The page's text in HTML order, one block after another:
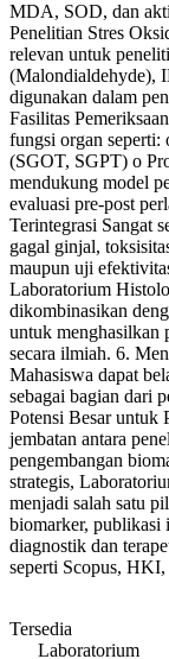
MDA, SOD, dan
Penelitian Stres
relevan untuk
(Malondialdehyde),
digunakan dalam
Fasilitas
fungsi organ
(SGOT, SGPT) o
mendukung model
evaluasi pre-post
Terintegrasi Sangat
gagal ginjal,
maupun uji
Laboratorium
dikombinasikan
untuk menghasilkan
secara ilmiah. 6.
Mahasiswa dapat
sebagai bagian dari
Potensi Besar untuk
jembatan antara
pengembangan
strategis,
menjadi salah satu
biomarker, publikasi
diagnostik dan
seperti Scopus, HKI,
Tersedia
Laboratorium